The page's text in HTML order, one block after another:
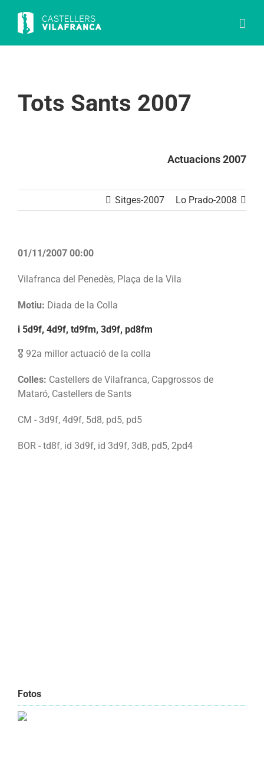
content
Tots Sants 2007
Actuacions 2007
Sitges-2007 Lo Prado-2008
01/11/2007 00:00
Vilafranca del Penedès, Plaça de la Vila
Motiu: Diada de la Colla
i 5d9f, 4d9f, td9fm, 3d9f, pd8fm
🎖️ 92a millor actuació de la colla
Colles: Castellers de Vilafranca, Capgrossos de
Mataró, Castellers de Sants
CM - 3d9f, 4d9f, 5d8, pd5, pd5
BOR - td8f, id 3d9f, id 3d9f, 3d8, pd5, 2pd4
Fotos